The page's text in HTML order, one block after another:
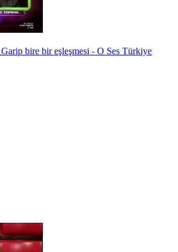
bire bir eşleşmesi - O Ses Türkiye